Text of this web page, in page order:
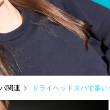
関連 ドライヘッドスパで多